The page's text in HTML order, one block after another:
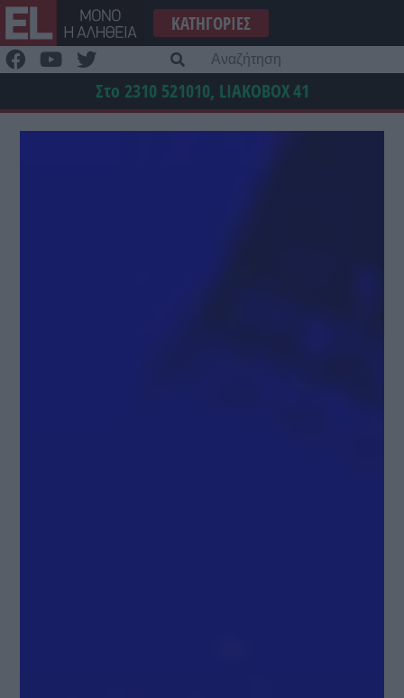
Μετάβαση
στο
περιεχόμενο
ΚΑΤΗΓΟΡΊΕΣ
Στο 2310 521010, LIAKOBOX41